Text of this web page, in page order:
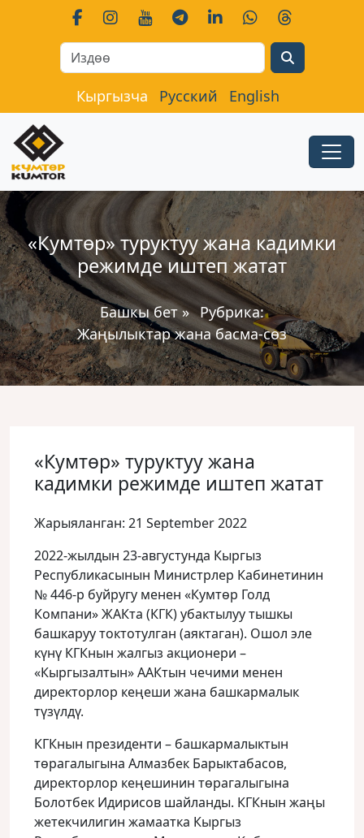
Кыргызча Русский English
«Кумтөр» туруктуу жана кадимки
режимде иштеп жатат
Башкы бет» Рубрика:
Жаңылыктар жана басма-сөз
«Кумтөр» туруктуу жана
кадимки режимде иштеп жатат
Жарыяланган: 21 September 2022
2022-жылдын 23-августунда Кыргыз
Республикасынын Министрлер Кабинетинин
№ 446-р буйругу менен «Кумтөр Голд
Компани» ЖАКта (КГК) убактылуу тышкы
башкаруу токтотулган (аяктаган). Ошол эле
күнү КГКнын жалгыз акционери –
«Кыргызалтын» ААКтын чечими менен
директорлор кеңеши жана башкармалык
түзүлдү.
КГКнын президенти – башкармалыктын
төрагалыгына Алмазбек Барыктабасов,
директорлор кеңешинин төрагалыгына
Болотбек Идирисов шайланды. КГКнын жаңы
жетекчилигин жамаатка Кыргыз